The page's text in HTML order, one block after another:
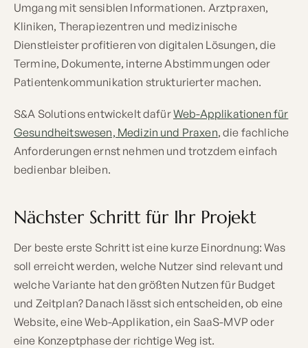
Umgang mit sensiblen Informationen. Arztpraxen,
Kliniken, Therapiezentren und medizinische
Dienstleister profitieren von digitalen Lösungen, die
Termine, Dokumente, interne Abstimmungen oder
Patientenkommunikation strukturierter machen.
S&A Solutions entwickelt dafürWeb-Applikationen für
Gesundheitswesen, Medizin und Praxen, die fachliche
Anforderungen ernst nehmen und trotzdem einfach
bedienbar bleiben.
Nächster Schritt für Ihr Projekt
Der beste erste Schritt ist eine kurze Einordnung: Was
soll erreicht werden, welche Nutzer sind relevant und
welche Variante hat den größten Nutzen für Budget
und Zeitplan? Danach lässt sich entscheiden, ob eine
Website, eine Web-Applikation, ein SaaS-MVP oder
eine Konzeptphase der richtige Weg ist.